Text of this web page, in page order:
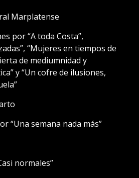
Marplatense
por “A toda Costa”,
“Mujeres en tiempos de
de mediumnidad y
y “Un cofre de ilusiones,
“Una semana nada más”
normales”